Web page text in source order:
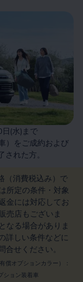
(水)まで
をご成約および
れた方。
（消費税込み）で
所定の条件・対象
金には対応してお
売店もございま
なる場合がありま
詳しい条件などに
せください。
償オプションカラー）：
ション装着車